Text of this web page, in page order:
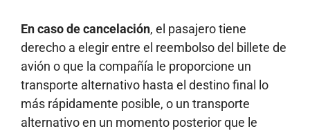
En caso de cancelación, el pasajero tiene
derecho a elegir entre el reembolso del billete de
avión o que la compañía le proporcione un
transporte alternativo hasta el destino final lo
más rápidamente posible, o un transporte
alternativo en un momento posterior que le